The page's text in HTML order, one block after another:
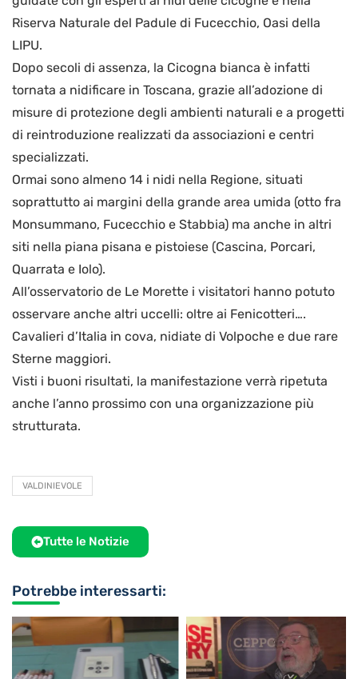
Riserva Naturale del Padule di Fucecchio, Oasi della
LIPU.
Dopo secoli di assenza, la Cicogna bianca è infatti
tornata a nidificare in Toscana, grazie all’adozione di
misure di protezione degli ambienti naturali e a progetti
di reintroduzione realizzati da associazioni e centri
specializzati.
Ormai sono almeno 14 i nidi nella Regione, situati
soprattutto ai margini della grande area umida (otto fra
Monsummano, Fucecchio e Stabbia) ma anche in altri
siti nella piana pisana e pistoiese (Cascina, Porcari,
Quarrata e Iolo).
All’osservatorio de Le Morette i visitatori hanno potuto
osservare anche altri uccelli: oltre ai Fenicotteri….
Cavalieri d’Italia in cova, nidiate di Volpoche e due rare
Sterne maggiori.
Visti i buoni risultati, la manifestazione verrà ripetuta
anche l’anno prossimo con una organizzazione più
strutturata.
VALDINIEVOLE
Tutte le Notizie
Potrebbe interessarti: